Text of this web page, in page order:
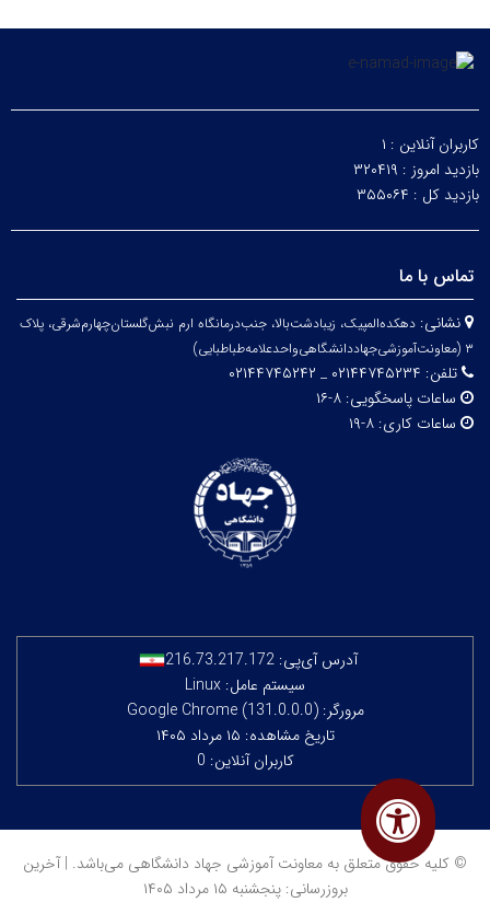
کاربران آنلاین : ۱
بازدید امروز : ۳۲۰۴۱۹
بازدید کل : ۳۵۵۰۶۴
تماس با ما
نشانی: دهکده‌المپیک، زیبا‌دشت‌بالا، جنب‌درمانگاه ارم نبش‌گلستان‌چهارم‌شرقی، پلاک
۳ (معاونت‌آموزشی‌جهاد‌دانشگاهی‌واحد‌علامه‌طباطبایی)
تلفن: ۰۲۱۴۴۷۴۵۲۳۴ _ ۰۲۱۴۴۷۴۵۲۴۲
ساعات پاسخگویی: ۸-۱۶
ساعات کاری: ۸-۱۹
آدرس آی‌پی: 216.73.217.172
سیستم عامل: Linux
مرورگر: Google Chrome (131.0.0.0)
تاریخ مشاهده: ۱۵ مرداد ۱۴۰۵
کاربران آنلاین: 0
© کلیه حقوق متعلق به معاونت آموزشی جهاد دانشگاهی می‌باشد. | آخرین
بروزرسانی: پنجشنبه ۱۵ مرداد ۱۴۰۵